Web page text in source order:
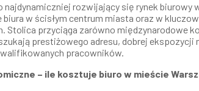
najdynamiczniej rozwijający się rynek biurowy
biura w ścisłym centrum miasta oraz w
Stolica przyciąga zarówno międzynarodowe
prestiżowego adresu, dobrej ekspozycji
pracowników.
– ile kosztuje biuro w mieście